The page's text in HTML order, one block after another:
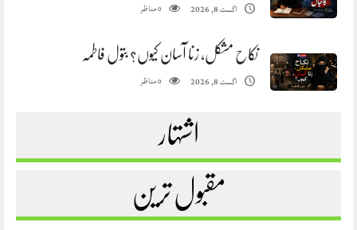
اگست 8, 2026 0مناظر
نکاح مشکل، زنا آسان کیوں؟ بتول فاطمہ
اگست 8, 2026 0مناظر
اشتہار
مقبول ترین